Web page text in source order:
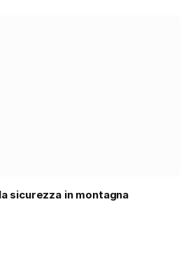
sicurezza in montagna